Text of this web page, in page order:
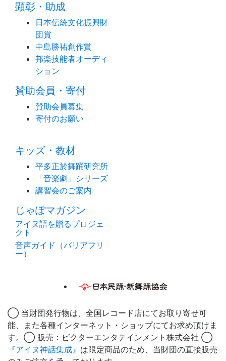
顕彰・助成
日本伝統文化振興財
団賞
中島勝祐創作賞
邦楽技能者オーディ
ション
賛助会員・寄付
賛助会員募集
寄付のお願い
キッズ・教材
平多正於舞踊研究所
「音楽劇」シリーズ
講習会のご案内
じゃぽマガジン
アイヌ語を贈るプロジェ
クト
音声ガイド（バリアフリ
ー）
◯ 当財団発行物は、全国レコード店にてお取り寄せ可
能、また各種インターネット・ショップにてお求め頂けま
す。◯ 販売：ビクターエンタテインメント株式会社 ◯
『アイヌ神話集成』 は限定商品のため、当財団の直接販売